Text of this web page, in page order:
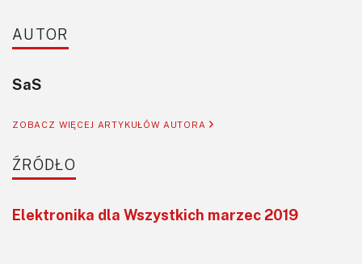
AUTOR
SaS
ZOBACZ WIĘCEJ ARTYKUŁÓW AUTORA
ŹRÓDŁO
Elektronika dla Wszystkich marzec 2019